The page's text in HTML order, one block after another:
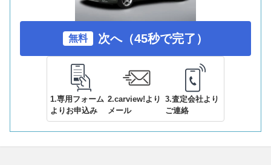
無料 次へ（45秒で完了）
1.専用フォーム
よりお申込み
2.carview!より
メール
3.査定会社より
ご連絡